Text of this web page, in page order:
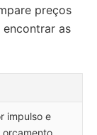
preços
encontrar as
impulso e
orçamento